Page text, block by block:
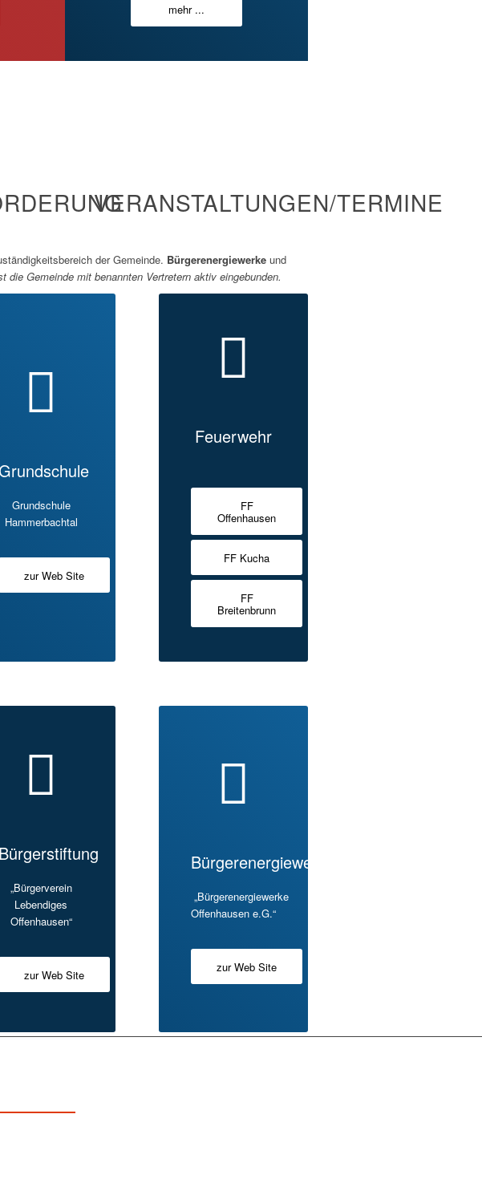
mehr ...
VERANSTALTUNGEN/TERMINE
der Gemeinde. Bürgerenergiewerkeund
die Gemeinde mit benannten Vertretern aktiv eingebunden.
Grundschule
Grundschule
Hammerbachtal
zur Web Site
Feuerwehr
FF
Offenhausen
FF Kucha
FF
Breitenbrunn
Bürgerstiftung
„Bürgerverein
Lebendiges
Offenhausen“
zur Web Site
Bürgerenergiewerke
„Bürgerenergiewerke
Offenhausen e.G.“
zur Web Site